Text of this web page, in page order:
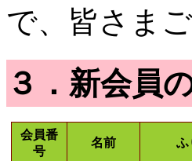
で、皆さま
３．新会員
会員番
号
名前 ふ